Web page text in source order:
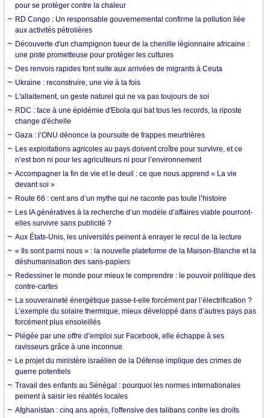
pour se protéger contre la chaleur
RD Congo : Un responsable gouvernemental confirme la pollution liée
aux activités pétrolières
Découverte d'un champignon tueur de la chenille légionnaire africaine :
une piste prometteuse pour protéger les cultures
Des renvois rapides font suite aux arrivées de migrants à Ceuta
Ukraine : reconstruire, une vie à la fois
L'allaitement, un geste naturel qui ne va pas toujours de soi
RDC : face à une épidémie d'Ebola qui bat tous les records, la riposte
change d'échelle
Gaza : l’ONU dénonce la poursuite de frappes meurtrières
Les exploitations agricoles au pays doivent croître pour survivre, et ce
n’est bon ni pour les agriculteurs ni pour l’environnement
Accompagner la fin de vie et le deuil : ce que nous apprend « La vie
devant soi »
Route 66 : cent ans d’un mythe qui ne raconte pas toute l’histoire
Les IA génératives à la recherche d’un modèle d’affaires viable pourront-
elles survivre sans publicité ?
Aux États-Unis, les universités peinent à enrayer le recul de la lecture
« Ils sont parmi nous » : la nouvelle plateforme de la Maison-Blanche et la
déshumanisation des sans-papiers
Redessiner le monde pour mieux le comprendre : le pouvoir politique des
contre-cartes
La souveraineté énergétique passe-t-elle forcément par l’électrification ?
L’exemple du solaire thermique, mieux développé dans d’autres pays pas
forcément plus ensoleillés
Piégée par une offre d’emploi sur Facebook, elle échappe à ses
ravisseurs grâce à une inconnue
Le projet du ministère israélien de la Défense implique des crimes de
guerre potentiels
Travail des enfants au Sénégal : pourquoi les normes internationales
peinent à saisir les réalités locales
Afghanistan : cinq ans après, l'offensive des talibans contre les droits